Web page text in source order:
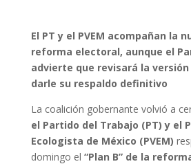
El PT y el PVEM acompañan la
reforma electoral, aunque el
advierte que revisará la
darle su respaldo definitivo
La coalición gobernante volvió a
el Partido del Trabajo (PT) y el
Ecologista de México (PVEM)
domingo el “Plan B” de la